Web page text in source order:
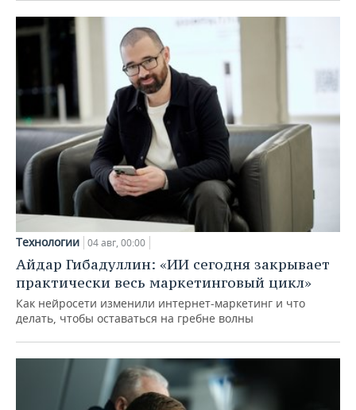
Технологии 04 авг, 00:00
Айдар Гибадуллин: «ИИ сегодня закрывает
практически весь маркетинговый цикл»
Как нейросети изменили интернет-маркетинг и что
делать, чтобы оставаться на гребне волны